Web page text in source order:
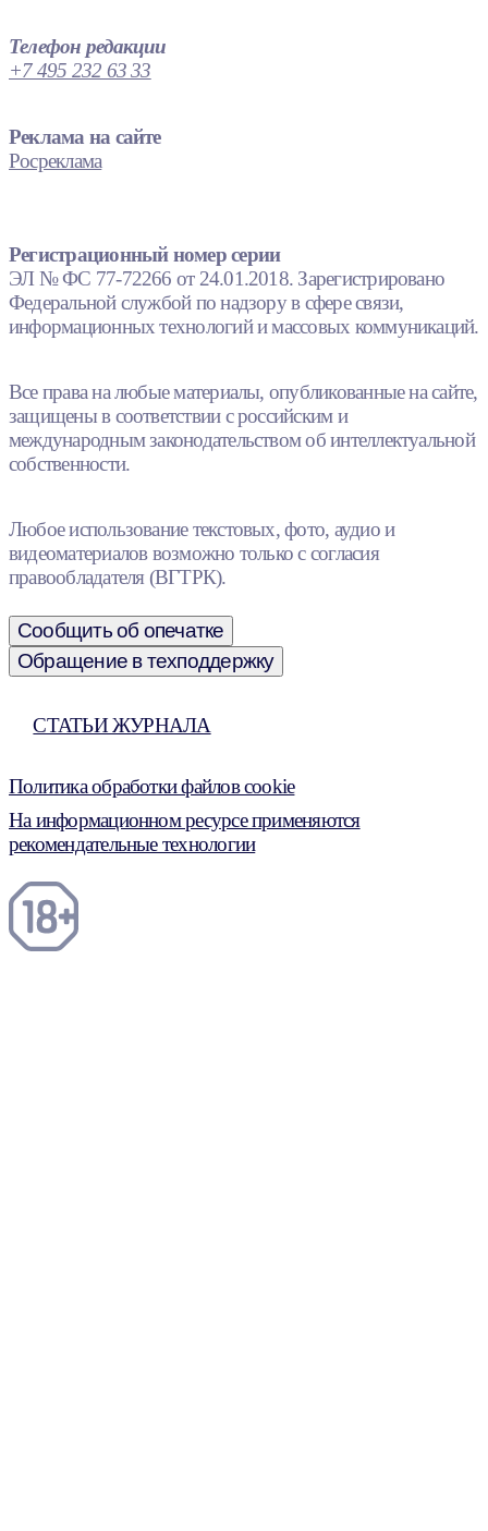
Телефон редакции
+7 495 232 63 33
Реклама на сайте
Росреклама
Регистрационный номер серии
ЭЛ № ФС 77-72266 от 24.01.2018. Зарегистрировано
Федеральной службой по надзору в сфере связи,
информационных технологий и массовых коммуникаций.
Все права на любые материалы, опубликованные на сайте,
защищены в соответствии с российским и
международным законодательством об интеллектуальной
собственности.
Любое использование текстовых, фото, аудио и
видеоматериалов возможно только с согласия
правообладателя (ВГТРК).
Сообщить об опечатке
Обращение в техподдержку
СТАТЬИ ЖУРНАЛА
Политика обработки файлов cookie
На информационном ресурсе применяются
рекомендательные технологии